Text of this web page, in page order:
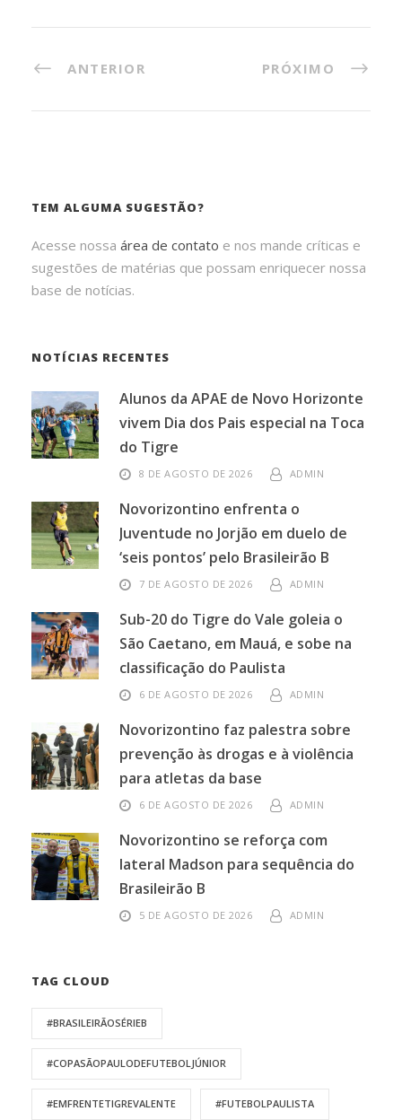
ANTERIOR PRÓXIMO
TEM ALGUMA SUGESTÃO?
Acesse nossa área de contato e nos mande críticas e
sugestões de matérias que possam enriquecer nossa
base de notícias.
NOTÍCIAS RECENTES
Alunos da APAE de Novo Horizonte
vivem Dia dos Pais especial na Toca
do Tigre
8 DE AGOSTO DE 2026 ADMIN
Novorizontino enfrenta o
Juventude no Jorjão em duelo de
‘seis pontos’ pelo Brasileirão B
7 DE AGOSTO DE 2026 ADMIN
Sub-20 do Tigre do Vale goleia o
São Caetano, em Mauá, e sobe na
classificação do Paulista
6 DE AGOSTO DE 2026 ADMIN
Novorizontino faz palestra sobre
prevenção às drogas e à violência
para atletas da base
6 DE AGOSTO DE 2026 ADMIN
Novorizontino se reforça com
lateral Madson para sequência do
Brasileirão B
5 DE AGOSTO DE 2026 ADMIN
TAG CLOUD
#BRASILEIRÃOSÉRIEB
#COPASÃOPAULODEFUTEBOLJÚNIOR
#EMFRENTETIGREVALENTE #FUTEBOLPAULISTA